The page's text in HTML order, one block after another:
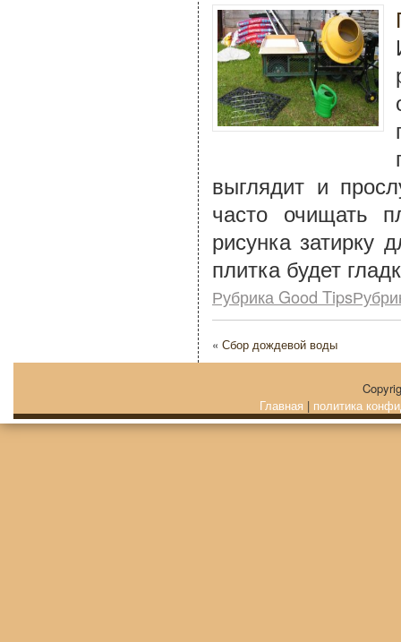
выглядит и
часто очищать
рисунка затирку
плитка будет
Рубрика Good
« Сбор дождевой воды
Главная | политика